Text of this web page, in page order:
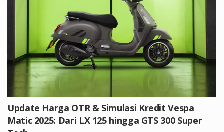
Update Harga OTR & Simulasi Kredit Vespa
Matic 2025: Dari LX 125 hingga GTS 300 Super